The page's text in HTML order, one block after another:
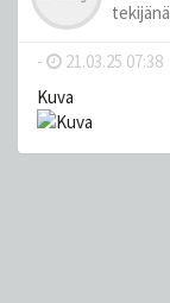
tekijänä
- 21.03.25 07:38
Kuva